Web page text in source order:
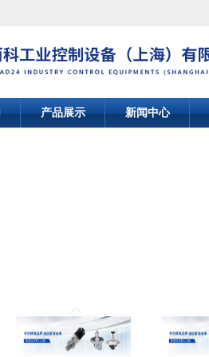
产品展示 新闻中心